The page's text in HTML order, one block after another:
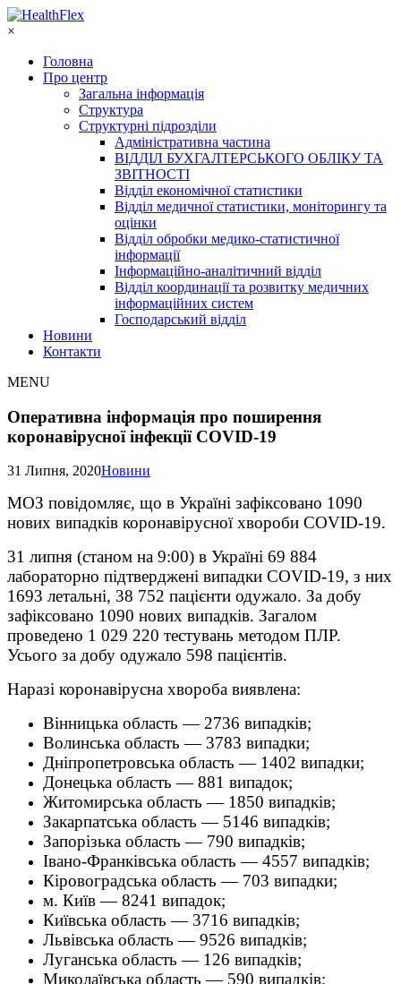
×
Головна
Про центр
Загальна інформація
Структура
Структурні підрозділи
Адміністративна частина
ВІДДІЛ БУХГАЛТЕРСЬКОГО ОБЛІКУ ТА
ЗВІТНОСТІ
Відділ економічної статистики
Відділ медичної статистики, моніторингу та
оцінки
Відділ обробки медико-статистичної
інформації
Інформаційно-аналітичний відділ
Відділ координації та розвитку медичних
інформаційних систем
Господарський відділ
Новини
Контакти
MENU
Оперативна інформація про поширення
коронавірусної інфекції COVID-19
31 Липня, 2020Новини
МОЗ повідомляє, що в Україні зафіксовано 1090
нових випадків коронавірусної хвороби COVID-19.
31 липня (станом на 9:00) в Україні 69 884
лабораторно підтверджені випадки COVID-19, з них
1693 летальні, 38 752 пацієнти одужало. За добу
зафіксовано 1090 нових випадків. Загалом
проведено 1 029 220 тестувань методом ПЛР.
Усього за добу одужало 598 пацієнтів.
Наразі коронавірусна хвороба виявлена:
Вінницька область — 2736 випадків;
Волинська область — 3783 випадки;
Дніпропетровська область — 1402 випадки;
Донецька область — 881 випадок;
Житомирська область — 1850 випадків;
Закарпатська область — 5146 випадків;
Запорізька область — 790 випадків;
Івано-Франківська область — 4557 випадків;
Кіровоградська область — 703 випадки;
м. Київ — 8241 випадок;
Київська область — 3716 випадків;
Львівська область — 9526 випадків;
Луганська область — 126 випадків;
Миколаївська область — 590 випадків;